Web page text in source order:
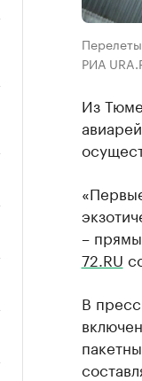
РИА
Из
–
72.RU
В